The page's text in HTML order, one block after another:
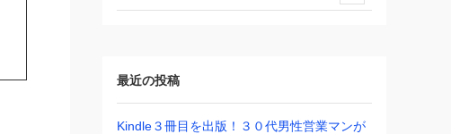
最近の投稿
Kindle３冊目を出版！３０代男性営業マンが